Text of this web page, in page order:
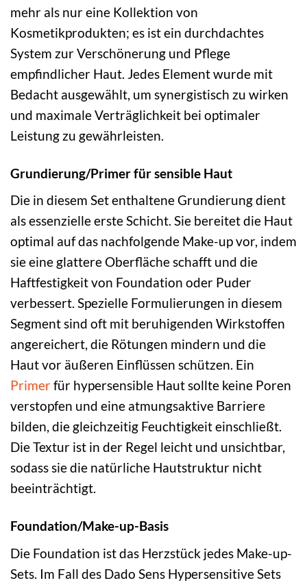
mehr als nur eine Kollektion von
Kosmetikprodukten; es ist ein durchdachtes
System zur Verschönerung und Pflege
empfindlicher Haut. Jedes Element wurde mit
Bedacht ausgewählt, um synergistisch zu wirken
und maximale Verträglichkeit bei optimaler
Leistung zu gewährleisten.
Grundierung/Primer für sensible Haut
Die in diesem Set enthaltene Grundierung dient
als essenzielle erste Schicht. Sie bereitet die Haut
optimal auf das nachfolgende Make-up vor, indem
sie eine glattere Oberfläche schafft und die
Haftfestigkeit von Foundation oder Puder
verbessert. Spezielle Formulierungen in diesem
Segment sind oft mit beruhigenden Wirkstoffen
angereichert, die Rötungen mindern und die
Haut vor äußeren Einflüssen schützen. Ein
Primerfür hypersensible Haut sollte keine Poren
verstopfen und eine atmungsaktive Barriere
bilden, die gleichzeitig Feuchtigkeit einschließt.
Die Textur ist in der Regel leicht und unsichtbar,
sodass sie die natürliche Hautstruktur nicht
beeinträchtigt.
Foundation/Make-up-Basis
Die Foundation ist das Herzstück jedes Make-up-
Sets. Im Fall des Dado Sens Hypersensitive Sets